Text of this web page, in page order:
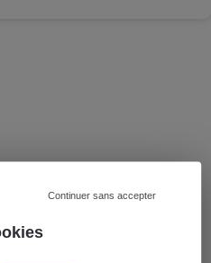
Continuer sans accepter